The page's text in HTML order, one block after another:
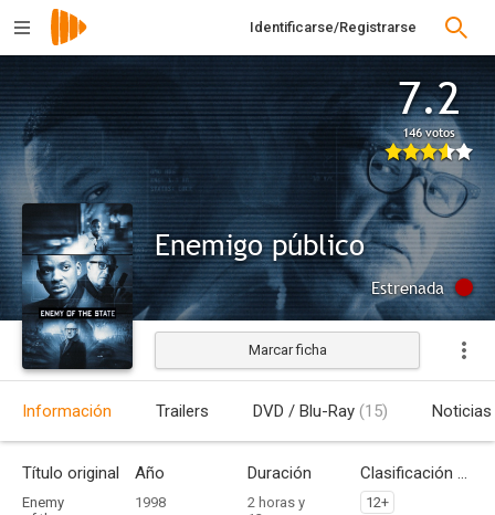
Identificarse/Registrarse
7.2
146 votos
Enemigo público
Estrenada
Marcar ficha
Información Trailers DVD / Blu-Ray (15) Noticias
Título original
Enemy
Año
1998
Duración
2 horas y
Clasificación por edades
12+